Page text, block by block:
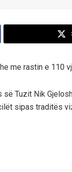
me rastin e 110
Tuzit Nik
sipas traditës